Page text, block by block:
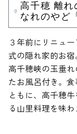
高千穂 離れ
なれのやど
３年前にリニュ
式の隠れ家的お宿
高千穂峡の玉垂
たお風呂付き。
ともに、高千穂
る山里料理を味わ